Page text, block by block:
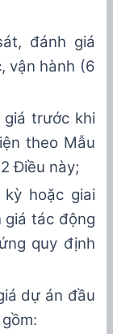
đánh giá
vận hành (6
trước khi
theo Mẫu
Điều này;
kỳ hoặc giai
giá tác động
quy định
dự án đầu